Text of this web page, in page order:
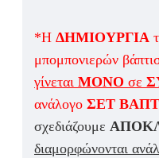
*Η ΔΗΜΙΟΥΡΓΙΑ
μπομπονιερών
γίνεται ΜΟΝΟ σε
ανάλογο ΣΕΤ
σχεδιάζουμε
διαμορφώνονται